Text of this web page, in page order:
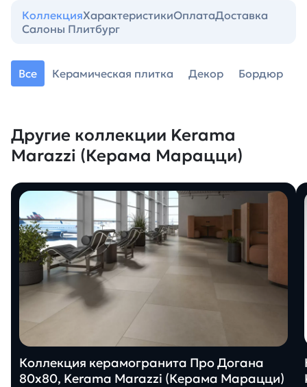
КоллекцияХарактеристикиОплатаДоставка
Салоны Плитбург
Все Керамическая плитка Декор Бордюр
Другие коллекции Kerama
Marazzi (Керама Марацци)
Коллекция керамогранита Про Догана
80х80, Kerama Marazzi (Керама Марацци)